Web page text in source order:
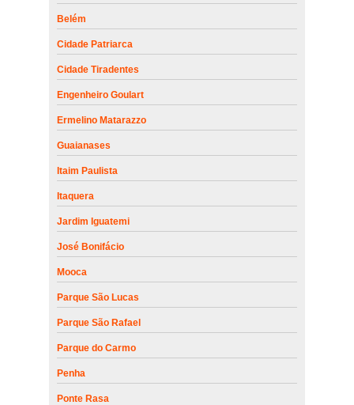
Belém
Cidade Patriarca
Cidade Tiradentes
Engenheiro Goulart
Ermelino Matarazzo
Guaianases
Itaim Paulista
Itaquera
Jardim Iguatemi
José Bonifácio
Mooca
Parque São Lucas
Parque São Rafael
Parque do Carmo
Penha
Ponte Rasa